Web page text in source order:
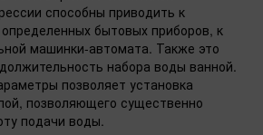
способны приводить к
бытовых приборов, к
машинки-автомата. Также это
набора воды ванной.
позволяет установка
позволяющего существенно
подачи воды.